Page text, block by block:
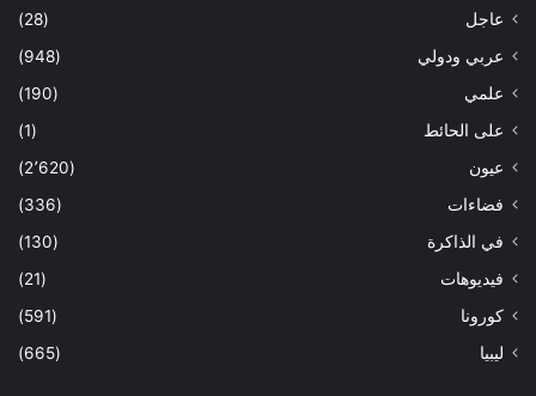
عاجل
(28)
عربي ودولي
(948)
علمي
(190)
على الحائط
(1)
عيون
(2٬620)
فضاءات
(336)
في الذاكرة
(130)
فيديوهات
(21)
كورونا
(591)
ليبيا
(665)